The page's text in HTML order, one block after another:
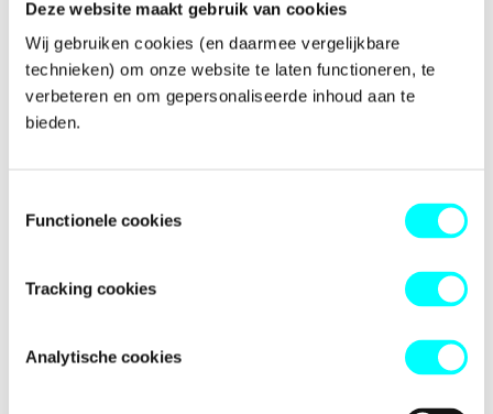
Deze website maakt gebruik van cookies
Wij gebruiken cookies (en daarmee vergelijkbare
technieken) om onze website te laten functioneren, te
verbeteren en om gepersonaliseerde inhoud aan te
bieden.
Functionele cookies
Tracking cookies
Analytische cookies
-side exception has occurred while
browser consolefor